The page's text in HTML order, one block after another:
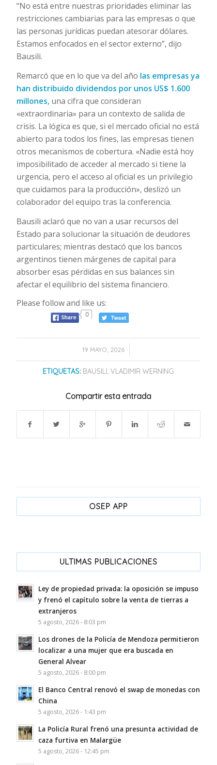
“No está entre nuestras prioridades eliminar las
restricciones cambiarias para las empresas o que
las personas jurídicas puedan atesorar dólares.
Estamos enfocados en el sector externo”, dijo
Bausili.
Remarcó que en lo que va del año las empresas ya
han distribuido dividendos por unos US$ 1.600
millones,una cifra que consideran
«extraordinaria» para un contexto de salida de
crisis. La lógica es que, si el mercado oficial no está
abierto para todos los fines, las empresas tienen
otros mecanismos de cobertura. «Nadie está hoy
imposibilitado de acceder al mercado si tiene la
urgencia, pero el acceso al oficial es un privilegio
que cuidamos para la producción», deslizó un
colaborador del equipo tras la conferencia.
Bausili aclaró que no van a usar recursos del
Estado para solucionar la situación de deudores
particulares; mientras destacó que los bancos
argentinos tienen márgenes de capital para
absorber esas pérdidas en sus balances sin
afectar el equilibrio del sistema financiero.
Please follow and like us:
0
19 MAYO, 2026
/
ETIQUETAS: BAUSILI,VLADIMIR WERNING
Compartir esta entrada
OSEP APP
ULTIMAS PUBLICACIONES
Ley de propiedad privada: la oposición se impuso
y frenó el capítulo sobre la venta de tierras a
extranjeros
5 agosto, 2026 - 8:03 pm
Los drones de la Policía de Mendoza permitieron
localizar a una mujer que era buscada en
General Alvear
5 agosto, 2026 - 8:00 pm
El Banco Central renovó el swap de monedas con
China
5 agosto, 2026 - 1:43 pm
La Policía Rural frenó una presunta actividad de
caza furtiva en Malargüe
5 agosto, 2026 - 12:45 pm